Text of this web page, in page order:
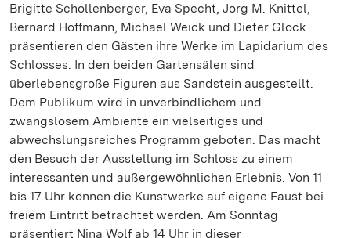
Brigitte Schollenberger, Eva Specht, Jörg M. Knittel,
Bernard Hoffmann, Michael Weick und Dieter Glock
präsentieren den Gästen ihre Werke im Lapidarium des
Schlosses. In den beiden Gartensälen sind
überlebensgroße Figuren aus Sandstein ausgestellt.
Dem Publikum wird in unverbindlichem und
zwangslosem Ambiente ein vielseitiges und
abwechslungsreiches Programm geboten. Das macht
den Besuch der Ausstellung im Schloss zu einem
interessanten und außergewöhnlichen Erlebnis. Von 11
bis 17 Uhr können die Kunstwerke auf eigene Faust bei
freiem Eintritt betrachtet werden. Am Sonntag
präsentiert Nina Wolf ab 14 Uhr in dieser